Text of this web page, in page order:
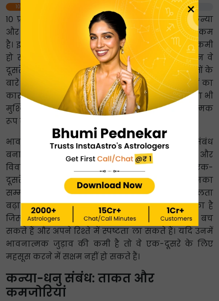
10%
10 प्रतिशत का स्कोर होने पर, हम कह सकते हैं कि कन्या
और धनु राशि वालों की भावनात्मक अनुकूलता बहुत कम
है। इसका बड़ा कारण दोनों के बीच प्रभावी संवाद की कमी
हो सकती है. वे एक-दूसरे से बातचीत करते हैं। लेकिन वे
दूसरे को अपनी भावनाओं, संवेदनाओं, जरूरतों और चाहतों के
बारे में बताने में असफल रहते हैं। यही उनके बीच दूरियों का
कारण बनता है. इससे उनके लिए एक-दूसरे को समझना भी
मुश्किल हो जाता है। इसलिए, वे एक-दूसरे को भावनात्मक
रूप से शामिल नहीं पाते हैं।
भावनाओं को साझा करने में सक्षम होना एक घनिष्ठ संबंध
बनाने में सबसे महत्वपूर्ण कारकों में से एक है। प्रेमियों और
विवाहित जोड़ों के लिए यह विशेष रूप से आवश्यक है। एक-
दूसरे की भावनात्मक जरूरतों को समझना और उनका
सम्मान करना भावनाओं में कन्या और धनु अनुकूलता
बढ़ाने की दिशा में पहला कदम है। यही एकमात्र तरीका है
जिससे वे एक-दूसरे की भावनाओं को ठेस पहुंचाने से बच
सकते हैं और अपने रिश्ते में स्पष्टता ला सकते हैं। यदि उनमें
भावनात्मक जुड़ाव की कमी है तो वे एक-दूसरे के लिए
महसूस करने में सक्षम नहीं हो सकते हैं।
कन्या-धनु संबंध: ताकत और
कमजोरियां
×